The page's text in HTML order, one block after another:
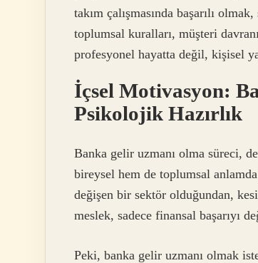
takım çalışmasında başarılı
toplumsal kuralları, müşteri
profesyonel hayatta değil, kişisel
İçsel Motivasyon:
Psikolojik Hazırlık
Banka gelir uzmanı olma süreci,
bireysel hem de toplumsal
değişen bir sektör olduğundan,
meslek, sadece finansal başarıyı
Peki, banka gelir uzmanı olmak